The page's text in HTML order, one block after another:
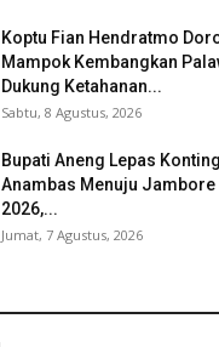
Koptu Fian Hendratmo
Mampok Kembangkan
Dukung Ketahanan...
Sabtu, 8 Agustus, 2026
Bupati Aneng Lepas
Anambas Menuju Jambore
2026,...
Jumat, 7 Agustus, 2026